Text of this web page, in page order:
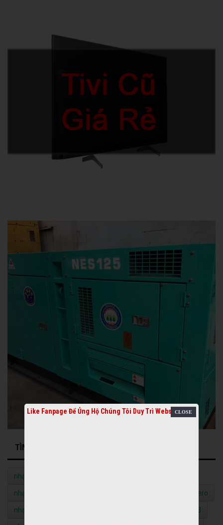
TÌM KIẾM NHIỀU NHẤT
nhạc quê hương
nhạc vàng mp3 nhạc bolero
nhạc bolero mp3 nhạc không lời mp3
Like Fanpage Để Ủng Hộ Chúng Tôi Duy Trì Website